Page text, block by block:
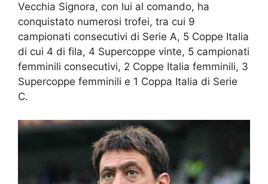
Vecchia Signora, con lui al comando, ha
conquistato numerosi trofei, tra cui 9
campionati consecutivi di Serie A, 5 Coppe Italia
di cui 4 di fila, 4 Supercoppe vinte, 5 campionati
femminili consecutivi, 2 Coppe Italia femminili, 3
Supercoppe femminili e 1 Coppa Italia di Serie
C.